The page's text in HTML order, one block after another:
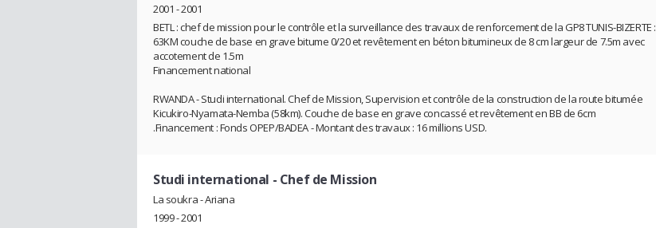
2001 - 2001
BETL : chef de mission pour le contrôle et la surveillance des travaux de renforcement de la GP8 TUNIS-BIZERTE :
63KM couche de base en grave bitume 0/20 et revêtement en béton bitumineux de 8 cm largeur de 7.5m avec
accotement de 1.5m
Financement national
RWANDA - Studi international. Chef de Mission, Supervision et contrôle de la construction de la route bitumée
Kicukiro-Nyamata-Nemba (58km). Couche de base en grave concassé et revêtement en BB de 6cm
.Financement : Fonds OPEP/BADEA - Montant des travaux : 16 millions USD.
Studi international - Chef de Mission
La soukra - Ariana
1999 - 2001